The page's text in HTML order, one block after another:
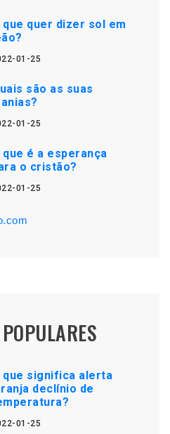
que quer dizer sol em
01-25
são as suas
01-25
que é a esperança
o cristão?
01-25
que significa alerta
declínio de
01-25